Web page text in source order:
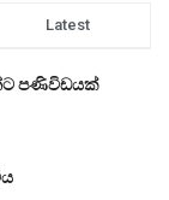
Latest
පණිවිඩයක්